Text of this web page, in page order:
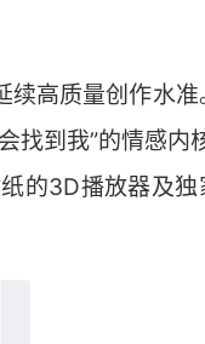
续高质量创作水
找到我”的情感内
的3D播放器及